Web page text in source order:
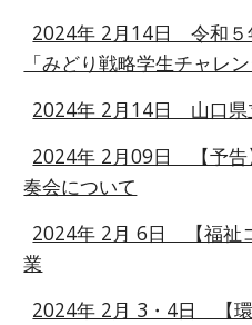
2024年 2月14日 令和
「みどり戦略学生チャレン
2024年 2月14日 山口県
2024年 2月09日 【予告
奏会について
2024年 2月 6日 【福祉
業
2024年 2月 3・4日 【